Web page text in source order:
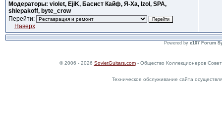
Модераторы: violet, EjiK, Басист Кайф, Я-Ха, Izol, SPA,
shlepakoff, byte_crow
Перейти:
Наверх
Powered by e107 Forum
© 2006 - 2026 SovietGuitars.com- Общество Коллекционеров
Техническое обслуживание сайта